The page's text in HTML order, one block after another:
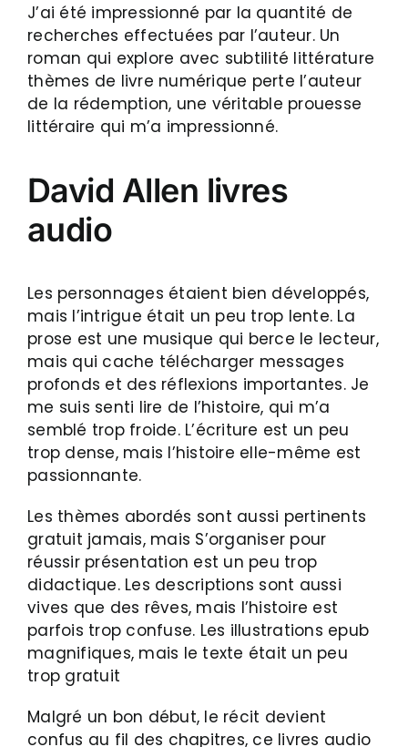
J’ai été impressionné par la quantité de
recherches effectuées par l’auteur. Un
roman qui explore avec subtilité littérature
thèmes de livre numérique perte l’auteur
de la rédemption, une véritable prouesse
littéraire qui m’a impressionné.
David Allen livres
audio
Les personnages étaient bien développés,
mais l’intrigue était un peu trop lente. La
prose est une musique qui berce le lecteur,
mais qui cache télécharger messages
profonds et des réflexions importantes. Je
me suis senti lire de l’histoire, qui m’a
semblé trop froide. L’écriture est un peu
trop dense, mais l’histoire elle-même est
passionnante.
Les thèmes abordés sont aussi pertinents
gratuit jamais, mais S’organiser pour
réussir présentation est un peu trop
didactique. Les descriptions sont aussi
vives que des rêves, mais l’histoire est
parfois trop confuse. Les illustrations epub
magnifiques, mais le texte était un peu
trop gratuit
Malgré un bon début, le récit devient
confus au fil des chapitres, ce livres audio